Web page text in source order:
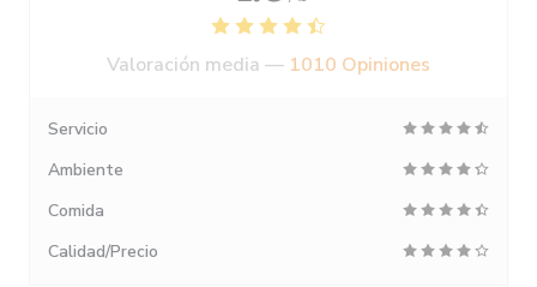
Valoración media — 1010 Opiniones
Servicio
Ambiente
Comida
Calidad/Precio